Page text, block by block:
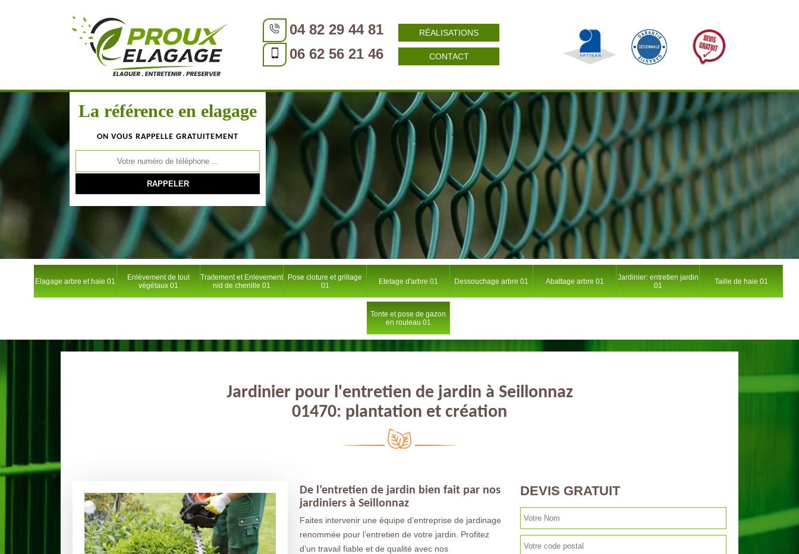
04 82 29 44 81
06 62 56 21 46
RÉALISATIONS
CONTACT
La référence en elagage
ON VOUS RAPPELLE GRATUITEMENT
Elagage arbre et haie 01
Enlèvement de tout
végétaux 01
Traitement et Enlevement
nid de chenille 01
Pose cloture et grillage
01
Etetage d'arbre 01 Dessouchage arbre 01 Abattage arbre 01
Jardinier: entretien jardin
01
Taille de haie 01
Tonte et pose de gazon
en rouleau 01
Jardinier pour l'entretien de jardin à Seillonnaz
01470: plantation et création
De l’entretien de jardin bien fait par nos
jardiniers à Seillonnaz
Faites intervenir une équipe d’entreprise de jardinage
renommée pour l’entretien de votre jardin. Profitez
d’un travail fiable et de qualité avec nos
DEVIS GRATUIT